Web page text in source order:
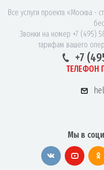
Все услуги проекта «Москва -
Звонки на номер +7 (495)
тарифам вашего
+7
ТЕЛЕФОН
Мы в